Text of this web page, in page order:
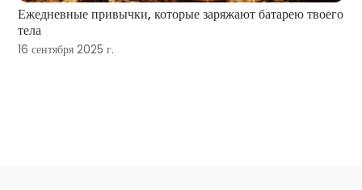
Ежедневные привычки, которые заряжают батарею твоего
тела
16 сентября 2025 г.